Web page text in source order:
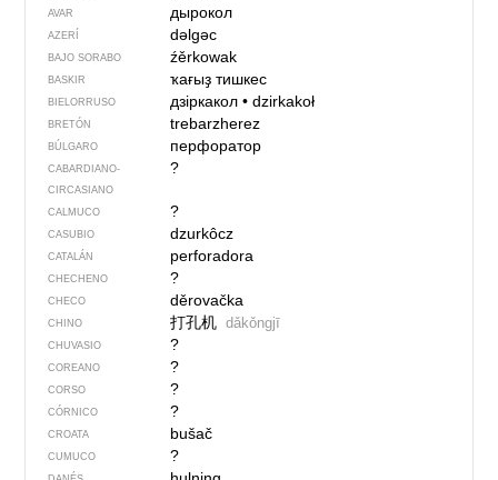
AVAR дырокол
AZERÍ dəlgəc
BAJO SORABO źěrkowak
BASKIR ҡағыҙ тишкес
BIELORRUSO дзіркакол• dzirkakoł
BRETÓN trebarzherez
BÚLGARO перфоратор
CABARDIANO-
CIRCASIANO
?
CALMUCO ?
CASUBIO dzurkôcz
CATALÁN perforadora
CHECHENO ?
CHECO děrovačka
CHINO 打孔机 dǎkǒngjī
CHUVASIO ?
COREANO ?
CORSO ?
CÓRNICO ?
CROATA bušač
CUMUCO ?